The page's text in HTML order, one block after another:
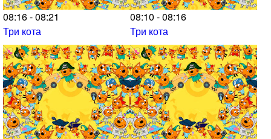
08:16 - 08:21
Три кота
08:10 - 08:16
Три кота